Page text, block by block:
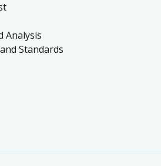
Analysis
Standards